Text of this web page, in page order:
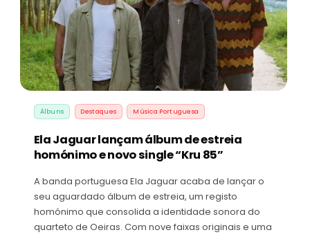
Álbuns Destaques Música Portuguesa
Ela Jaguar lançam álbum de estreia
homónimo e novo single “Kru 85”
A banda portuguesa Ela Jaguar acaba de lançar o
seu aguardado álbum de estreia, um registo
homónimo que consolida a identidade sonora do
quarteto de Oeiras. Com nove faixas originais e uma